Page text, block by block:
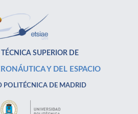
TÉCNICA SUPERIOR DE
Y DEL ESPACIO
POLITÉCNICA DE MADRID